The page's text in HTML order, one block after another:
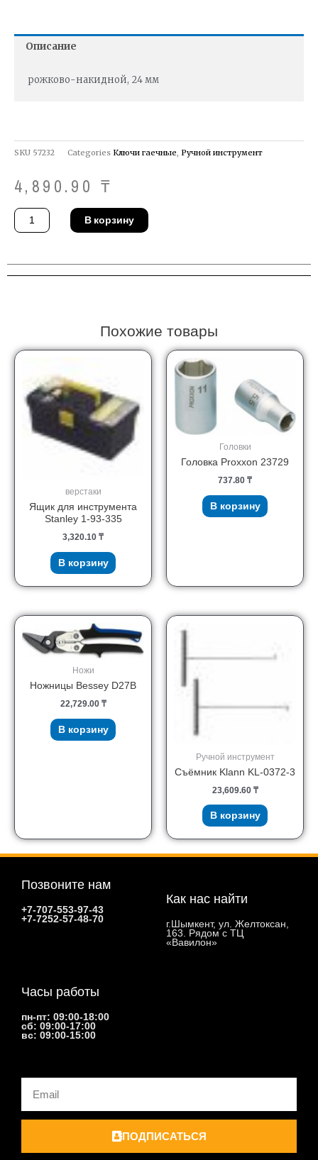
Описание
рожково-накидной, 24 мм
SKU 57232 Categories Ключи гаечные, Ручной инструмент
4,890.90 ₸
Количество
товара
Ключ
В корзину
Похожие товары
верстаки
Ящик для инструмента
Stanley 1-93-335
3,320.10 ₸
В корзину
Головки
Головка Proxxon 23729
737.80 ₸
В корзину
Ножи
Ножницы Bessey D27B
22,729.00 ₸
В корзину
Ручной инструмент
Съёмник Klann KL-0372-3
23,609.60 ₸
В корзину
Позвоните нам
+7-707-553-97-43
+7-7252-57-48-70
Как нас найти
г.Шымкент, ул. Желтоксан,
163. Рядом с ТЦ
«Вавилон»
Часы работы
пн-пт: 09:00-18:00
сб: 09:00-17:00
вс: 09:00-15:00
Email
ПОДПИСАТЬСЯ